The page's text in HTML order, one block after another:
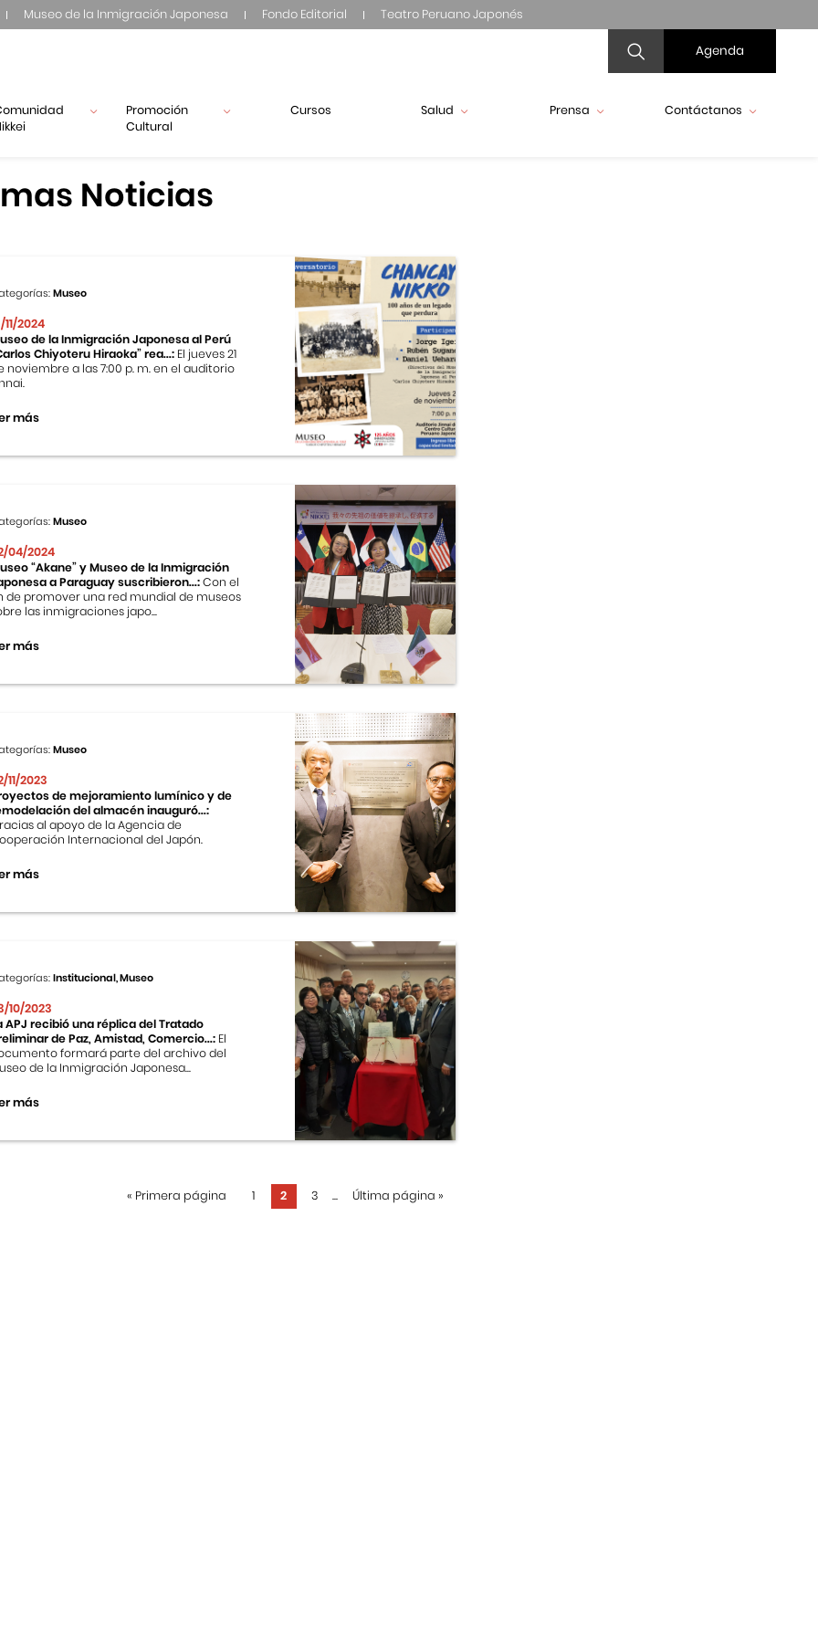
Museo de la Inmigración Japonesa Fondo Editorial Teatro Peruano Japonés
Agenda
Promoción
Cultural
Cursos Salud Prensa Contáctanos
Noticias
Museo
11/2024
de la Inmigración Japonesa al Perú
Chiyoteru Hiraoka” rea...: El jueves 21
noviembre a las 7:00 p. m. en el auditorio
más
Museo
04/2024
“Akane” y Museo de la Inmigración
a Paraguay suscribieron...:Con el
de promover una red mundial de museos
las inmigraciones japo...
más
Museo
11/2023
de mejoramiento lumínico y de
del almacén inauguró...:
al apoyo de la Agencia de
Internacional del Japón.
más
Institucional, Museo
10/2023
APJ recibió una réplica del Tratado
de Paz, Amistad, Comercio...: El
formará parte del archivo del
de la Inmigración Japonesa...
más
« Primera página 1 2 3 ... Última página »